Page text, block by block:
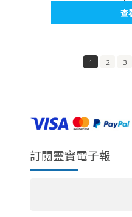
BEING
查
1 2 3
訂閱靈實電子報